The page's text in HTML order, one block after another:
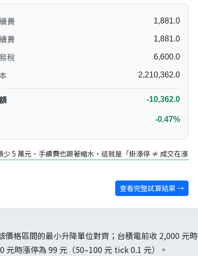
費 1,881.0
費 1,881.0
稅 6,600.0
2,210,362.0
-10,362.0
-0.47%
5 萬元、手續費也跟著縮水，這就是「掛漲停 ≠ 成交在漲
查看完整試算結果 →
格區間的最小升降單位對齊；台積電前收 2,000 元時
時漲停為 99 元（50–100 元 tick 0.1 元）。